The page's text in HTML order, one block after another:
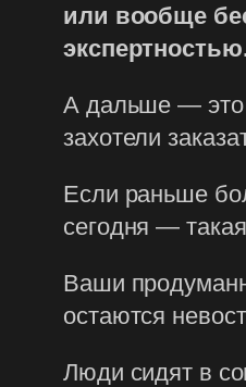
или вообще
А дальше — это
захотели
Если раньше
сегодня —
Ваши
остаются
Люди сидят в